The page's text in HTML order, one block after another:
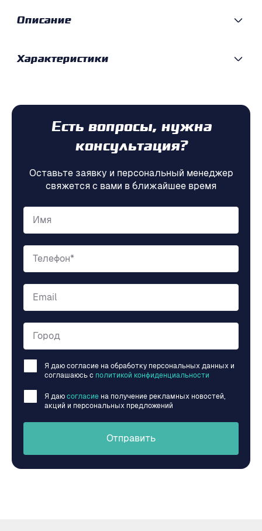
Описание
Характеристики
Есть вопросы, нужна
консультация?
Оставьте заявку и персональный менеджер
свяжется с вами в ближайшее время
Имя
Телефон*
Email
Город
Я даю согласие на обработку персональных данных и
соглашаюсь c политикой конфиденциальности
Я даю согласие на получение рекламных новостей,
акций и персональных предложений
Отправить